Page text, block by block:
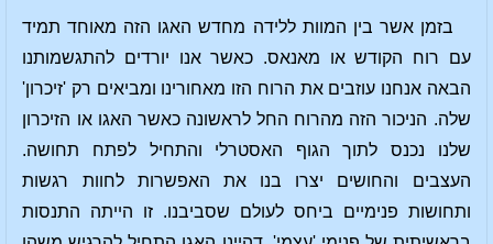
בזמן אשר בין המוות ללידה מחדש האגו הזה מאוחד תמיד
עם רוח הקודש או מאנאס. כאשר אנו יורדים להתגשמותנו
הבאה אנחנו עוזבים את הרוח הזו מאחורינו ומביאים רק 'זיכרון'
שלה. הניכור הזה מהרוח החל לראשונה כאשר האגו או הזיכרון
שלנו נכנס לתוך הגוף האסטרלי והתחיל לפתח תחושה.
העצבים והחושים יצרו בנו את האפשרות לחוות רגשות
ותחושות פנימיים ביחס לעולם שסביבנו. זו הייתה התנסות